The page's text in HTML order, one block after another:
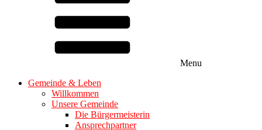
Menu
Gemeinde & Leben
Willkommen
Unsere Gemeinde
Die Bürgermeisterin
Ansprechpartner